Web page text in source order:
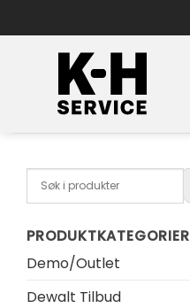
to
PRODUKTKATEGORIER
Demo/Outlet
Dewalt Tilbud